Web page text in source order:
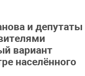
и депутаты
вариант
населённого